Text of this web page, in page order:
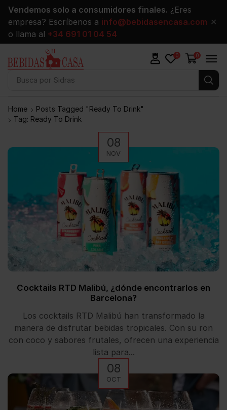
Vendemos solo a consumidores finales. ¿Eres
empresa? Escríbenos a info@bebidasencasa.com
o llama al +34 691 01 04 54
✕
Busca por Sidras
0 0
Home
Posts Tagged "ready To Drink"
Tag: Ready To Drink
08
NOV
Cocktails RTD Malibú, ¿dónde encontrarlos en
Barcelona?
Los cocktails RTD Malibú han transformado la
manera de disfrutar bebidas tropicales. Con su ron
con coco y sabores frutales, ofrecen una experiencia
lista para...
08
OCT